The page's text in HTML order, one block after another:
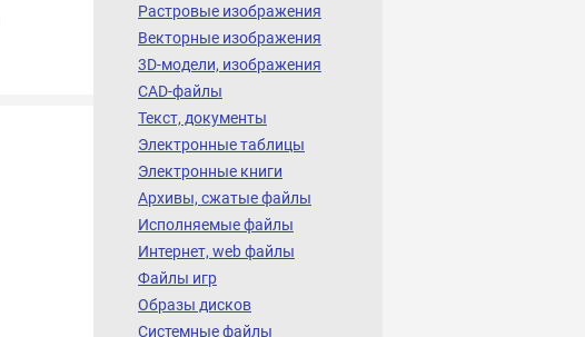
Растровые изображения
Векторные изображения
3D-модели, изображения
CAD-файлы
Текст, документы
Электронные таблицы
Электронные книги
Архивы, сжатые файлы
Исполняемые файлы
Интернет, web файлы
Файлы игр
Образы дисков
Системные файлы